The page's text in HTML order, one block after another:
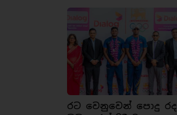
රට වෙනුවෙන් පොදු රද